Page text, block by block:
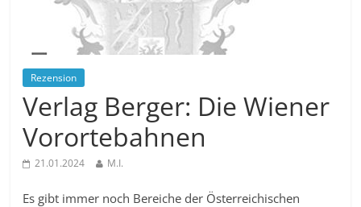
Rezension
Verlag Berger: Die Wiener
Vorortebahnen
21.01.2024 M.I.
Es gibt immer noch Bereiche der Österreichischen